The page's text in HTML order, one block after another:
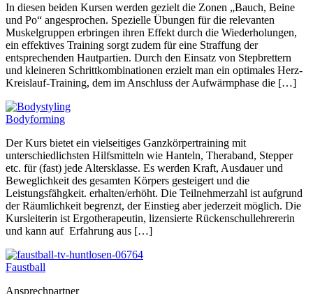
In diesen beiden Kursen werden gezielt die Zonen „Bauch, Beine
und Po“ angesprochen. Spezielle Übungen für die relevanten
Muskelgruppen erbringen ihren Effekt durch die Wiederholungen,
ein effektives Training sorgt zudem für eine Straffung der
entsprechenden Hautpartien. Durch den Einsatz von Stepbrettern
und kleineren Schrittkombinationen erzielt man ein optimales Herz-
Kreislauf-Training, dem im Anschluss der Aufwärmphase die […]
Bodyforming
Der Kurs bietet ein vielseitiges Ganzkörpertraining mit
unterschiedlichsten Hilfsmitteln wie Hanteln, Theraband, Stepper
etc. für (fast) jede Altersklasse. Es werden Kraft, Ausdauer und
Beweglichkeit des gesamten Körpers gesteigert und die
Leistungsfähgkeit. erhalten/erhöht. Die Teilnehmerzahl ist aufgrund
der Räumlichkeit begrenzt, der Einstieg aber jederzeit möglich. Die
Kursleiterin ist Ergotherapeutin, lizensierte Rückenschullehrererin
und kann auf Erfahrung aus […]
Faustball
Ansprechpartner